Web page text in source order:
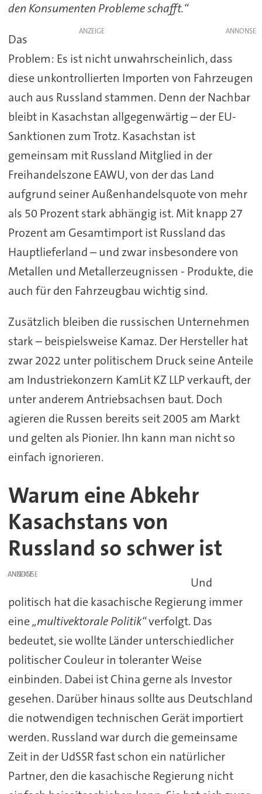
den Konsumenten Probleme schafft.“
ANZEIGE
Das
Problem: Es ist nicht unwahrscheinlich, dass
diese unkontrollierten Importen von Fahrzeugen
auch aus Russland stammen. Denn der Nachbar
bleibt in Kasachstan allgegenwärtig – der EU-
Sanktionen zum Trotz. Kasachstan ist
gemeinsam mit Russland Mitglied in der
Freihandelszone EAWU, von der das Land
aufgrund seiner Außenhandelsquote von mehr
als 50 Prozent stark abhängig ist. Mit knapp 27
Prozent am Gesamtimport ist Russland das
Hauptlieferland – und zwar insbesondere von
Metallen und Metallerzeugnissen - Produkte, die
auch für den Fahrzeugbau wichtig sind.
Zusätzlich bleiben die russischen Unternehmen
stark – beispielsweise Kamaz. Der Hersteller hat
zwar 2022 unter politischem Druck seine Anteile
am Industriekonzern KamLit KZ LLP verkauft, der
unter anderem Antriebsachsen baut. Doch
agieren die Russen bereits seit 2005 am Markt
und gelten als Pionier. Ihn kann man nicht so
einfach ignorieren.
Warum eine Abkehr
Kasachstans von
Russland so schwer ist
ANZEIGE
Und
politisch hat die kasachische Regierung immer
eine„multivektorale Politik“verfolgt. Das
bedeutet, sie wollte Länder unterschiedlicher
politischer Couleur in toleranter Weise
einbinden. Dabei ist China gerne als Investor
gesehen. Darüber hinaus sollte aus Deutschland
die notwendigen technischen Gerät importiert
werden. Russland war durch die gemeinsame
Zeit in der UdSSR fast schon ein natürlicher
Partner, den die kasachische Regierung nicht